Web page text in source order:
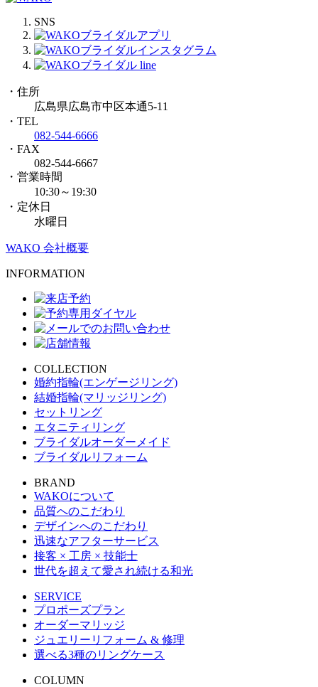
SNS
・住所
広島県広島市中区本通5-11
・TEL
082-544-6666
・FAX
082-544-6667
・営業時間
10:30～19:30
・定休日
水曜日
WAKO 会社概要
INFORMATION
COLLECTION
婚約指輪(エンゲージリング)
結婚指輪(マリッジリング)
セットリング
エタニティリング
ブライダルオーダーメイド
ブライダルリフォーム
BRAND
WAKOについて
品質へのこだわり
デザインへのこだわり
迅速なアフターサービス
接客 × 工房 × 技能士
世代を超えて愛され続ける和光
SERVICE
プロポーズプラン
オーダーマリッジ
ジュエリーリフォーム & 修理
選べる3種のリングケース
COLUMN